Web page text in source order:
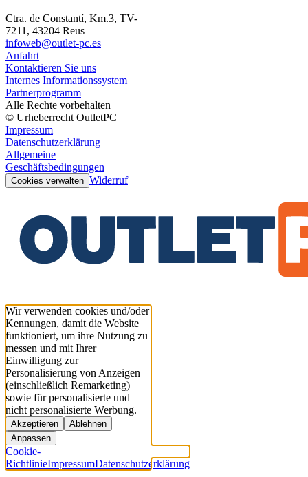
Ctra. de Constantí, Km.3, TV-
7211, 43204 Reus
infoweb@outlet-pc.es
Anfahrt
Kontaktieren Sie uns
Internes Informationssystem
Partnerprogramm
Alle Rechte vorbehalten
© Urheberrecht OutletPC
Impressum
Datenschutzerklärung
Allgemeine
Geschäftsbedingungen
Cookies verwalten Widerruf
Wir verwenden cookies und/oder
Kennungen, damit die Website
funktioniert, um ihre Nutzung zu
messen und mit Ihrer
Einwilligung zur
Personalisierung von Anzeigen
(einschließlich Remarketing)
sowie für personalisierte und
nicht personalisierte Werbung.
Akzeptieren
Ablehnen
Anpassen
Cookie-
RichtlinieImpressumDatenschutzerklärung